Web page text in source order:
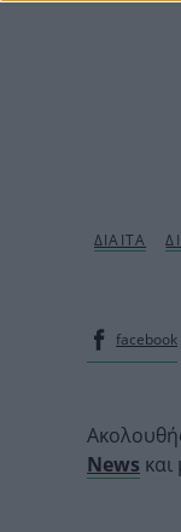
facebook
News